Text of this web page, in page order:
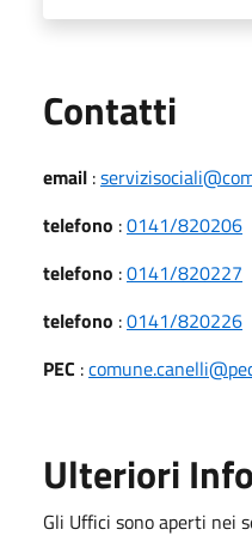
Contatti
email :
telefono :0141/820206
telefono :0141/820227
telefono :0141/820226
PEC :
Ulteriori
Gli Uffici sono aperti nei